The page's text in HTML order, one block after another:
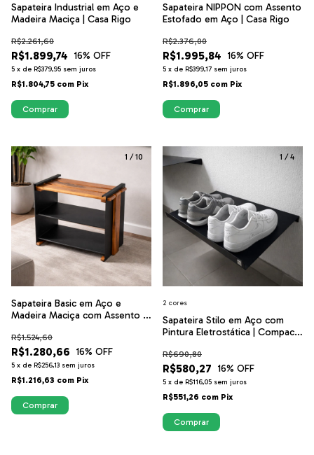
Sapateira Industrial em Aço e
Madeira Maciça | Casa Rigo
R$1.899,74
R$2.261,60
16% OFF
5 x de R$379,95 sem juros
R$1.804,75 com Pix
Comprar
Sapateira NIPPON com Assento
Estofado em Aço | Casa Rigo
R$1.995,84
R$2.376,00
16% OFF
5 x de R$399,17 sem juros
R$1.896,05 com Pix
Comprar
1 /10
Sapateira Basic em Aço e
Madeira Maciça com Assento |
R$1.280,66
R$1.524,60
16% OFF
5 x de R$256,13 sem juros
R$1.216,63 com Pix
Comprar
1 /4
Sapateira Stilo em Aço com
Pintura Eletrostática | Compacta
R$580,27
R$690,80
16% OFF
5 x de R$116,05 sem juros
R$551,26 com Pix
2 cores
Comprar